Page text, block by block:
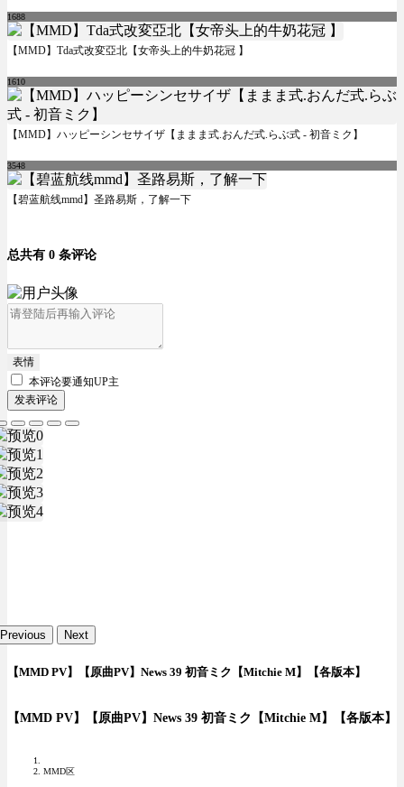
1688
【MMD】Tda式改変亞北【女帝头上的牛奶花冠 】
1610
【MMD】ハッピーシンセサイザ【ままま式.おんだ式.らぶ式 - 初音ミク】
3548
【碧蓝航线mmd】圣路易斯，了解一下
总共有 0 条评论
表情
本评论要通知UP主
发表评论
Previous Next
【MMD PV】【原曲PV】News 39 初音ミク【Mitchie M】【各版本】
【MMD PV】【原曲PV】News 39 初音ミク【Mitchie M】【各版本】
MMD区